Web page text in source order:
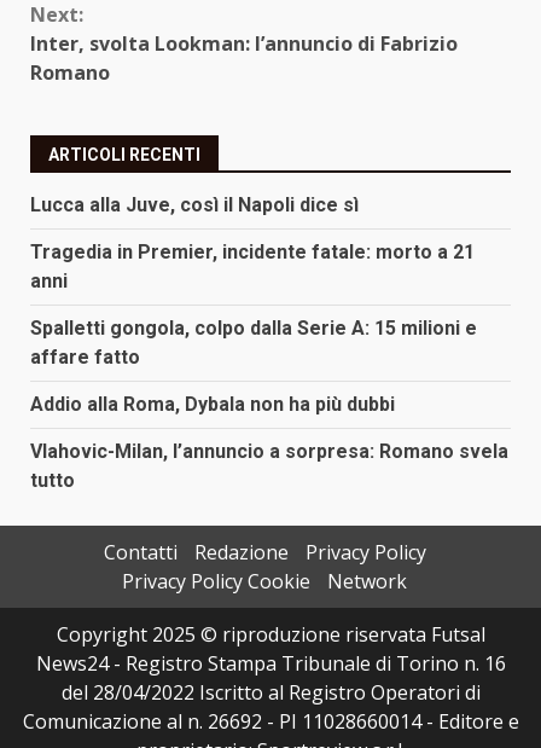
Next:
Inter, svolta Lookman: l’annuncio di Fabrizio
Romano
ARTICOLI RECENTI
Lucca alla Juve, così il Napoli dice sì
Tragedia in Premier, incidente fatale: morto a 21
anni
Spalletti gongola, colpo dalla Serie A: 15 milioni e
affare fatto
Addio alla Roma, Dybala non ha più dubbi
Vlahovic-Milan, l’annuncio a sorpresa: Romano svela
tutto
Contatti Redazione
Privacy Policy
Privacy Policy Cookie
Network
Copyright 2025 © riproduzione riservata Futsal
News24 - Registro Stampa Tribunale di Torino n. 16
del 28/04/2022 Iscritto al Registro Operatori di
Comunicazione al n. 26692 - PI 11028660014 - Editore e